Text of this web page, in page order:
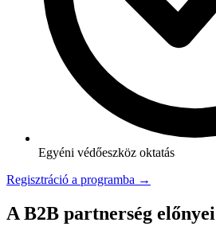
Egyéni védőeszköz oktatás
Regisztráció a programba →
A B2B partnerség előnyei